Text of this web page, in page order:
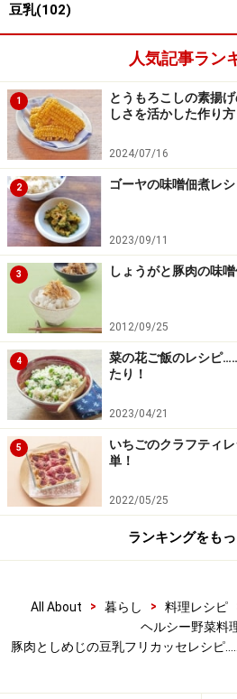
4
豚肉とたまねぎをあわせて煮
炒めたたまねぎとしめじをフライ
水、塩、こしょう少々、白ワイン
こげつかないように時々見ながら
豆乳(102)
人気記事ラン
1
とうもろこしの素揚
しさを活かした作り方
2024/07/16
2 ゴーヤの味噌佃煮レ
2023/09/11
3 しょうがと豚肉の味
2012/09/25
4
菜の花ご飯のレシピ
たり！
2023/04/21
5
いちごのクラフティ
単！
2022/05/25
ランキングをも
All About > 暮らし > 料理レシピ
ヘルシー野菜料
豚肉としめじの豆乳フリカッセレシピ